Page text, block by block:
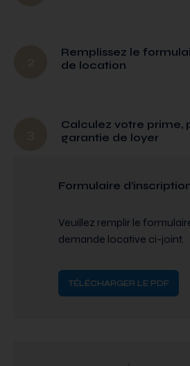
Remplissez le
de location
Calculez votre prime,
garantie de loyer
Formulaire
Veuillez remplir le
demande locative ci-joint.
TÉLÉCHARGER LE PDF